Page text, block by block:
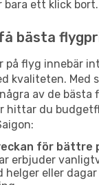
bara ett klick bort.
bästa
på flyg innebär
kvaliteten. Med
av de
hittar du
för bättre
erbjuder
helger eller dagar